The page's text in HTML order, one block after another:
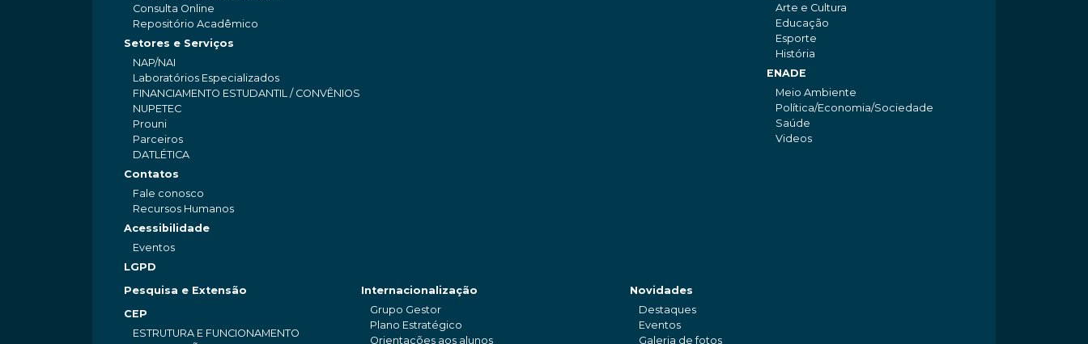
Consulta Online
Repositório Acadêmico
Setores e Serviços
NAP/NAI
Laboratórios Especializados
FINANCIAMENTO ESTUDANTIL / CONVÊNIOS
NUPETEC
Prouni
Parceiros
DATLÉTICA
Contatos
Fale conosco
Recursos Humanos
Acessibilidade
Eventos
LGPD
Arte e Cultura
Educação
Esporte
História
ENADE
Meio Ambiente
Política/Economia/Sociedade
Saúde
Videos
Pesquisa e Extensão
CEP
ESTRUTURA E FUNCIONAMENTO
Internacionalização
Grupo Gestor
Plano Estratégico
Orientações aos alunos
Novidades
Destaques
Eventos
Galeria de fotos